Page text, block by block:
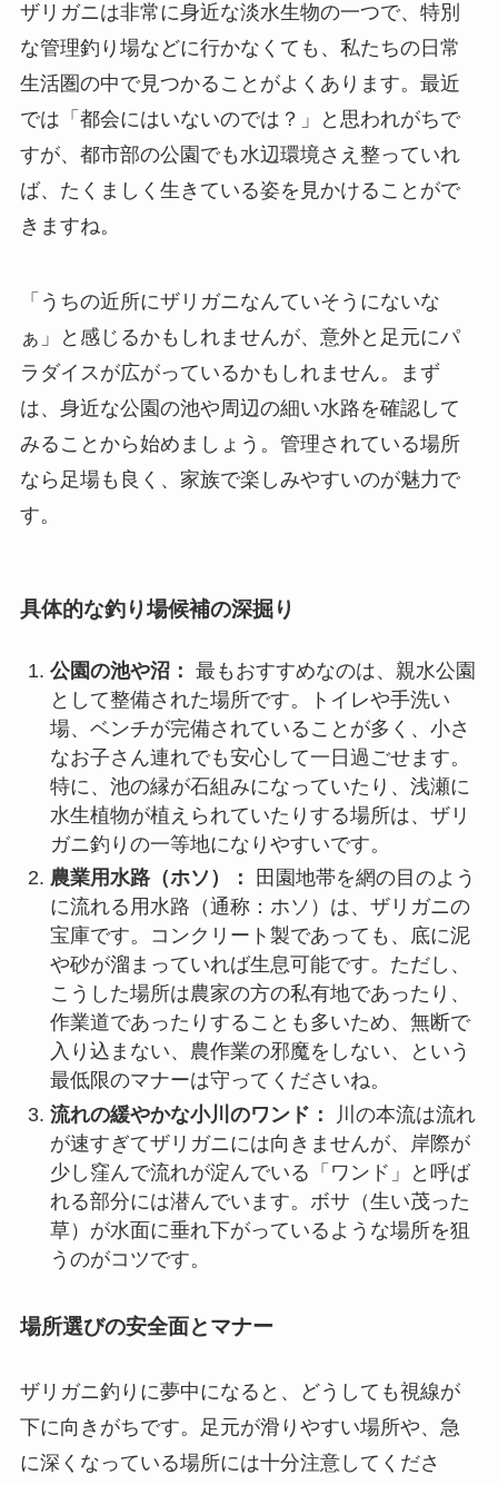
ザリガニは非常に身近な淡水生物の一つで、特別
な管理釣り場などに行かなくても、私たちの日常
生活圏の中で見つかることがよくあります。最近
では「都会にはいないのでは？」と思われがちで
すが、都市部の公園でも水辺環境さえ整っていれ
ば、たくましく生きている姿を見かけることがで
きますね。
「うちの近所にザリガニなんていそうにないな
ぁ」と感じるかもしれませんが、意外と足元にパ
ラダイスが広がっているかもしれません。まず
は、身近な公園の池や周辺の細い水路を確認して
みることから始めましょう。管理されている場所
なら足場も良く、家族で楽しみやすいのが魅力で
す。
具体的な釣り場候補の深掘り
公園の池や沼： 最もおすすめなのは、親水公園
として整備された場所です。トイレや手洗い
場、ベンチが完備されていることが多く、小さ
なお子さん連れでも安心して一日過ごせます。
特に、池の縁が石組みになっていたり、浅瀬に
水生植物が植えられていたりする場所は、ザリ
ガニ釣りの一等地になりやすいです。
農業用水路（ホソ）：
田園地帯を網の目のよう
に流れる用水路（通称：ホソ）は、ザリガニの
宝庫です。コンクリート製であっても、底に泥
や砂が溜まっていれば生息可能です。ただし、
こうした場所は農家の方の私有地であったり、
作業道であったりすることも多いため、無断で
入り込まない、農作業の邪魔をしない、という
最低限のマナーは守ってくださいね。
流れの緩やかな小川のワンド：
川の本流は流れ
が速すぎてザリガニには向きませんが、岸際が
少し窪んで流れが淀んでいる「ワンド」と呼ば
れる部分には潜んでいます。ボサ（生い茂った
草）が水面に垂れ下がっているような場所を狙
うのがコツです。
場所選びの安全面とマナー
ザリガニ釣りに夢中になると、どうしても視線が
下に向きがちです。足元が滑りやすい場所や、急
に深くなっている場所には十分注意してくださ